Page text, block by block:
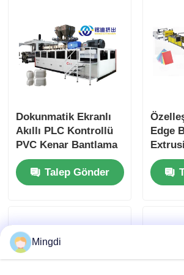
Dokunmatik Ekranlı
Akıllı PLC Kontrollü
PVC Kenar Bantlama
Üretim Hattı
Talep Gönder
Edge
Akıllı
Mingdi